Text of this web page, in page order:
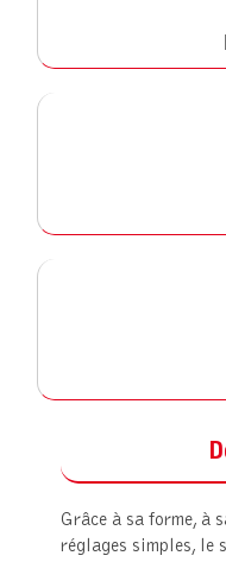
Grâce à sa forme, à
réglages simples, le